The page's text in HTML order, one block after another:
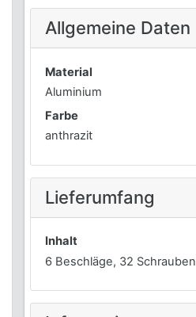
Allgemeine Daten
Material
Aluminium
Farbe
anthrazit
Lieferumfang
Inhalt
6 Beschläge, 32 Schrauben